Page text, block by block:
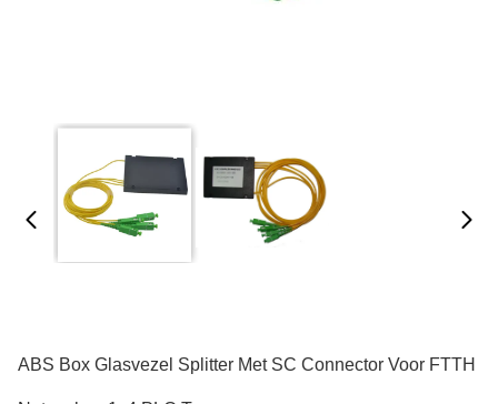
ABS Box Glasvezel Splitter Met SC Connector Voor FTTH